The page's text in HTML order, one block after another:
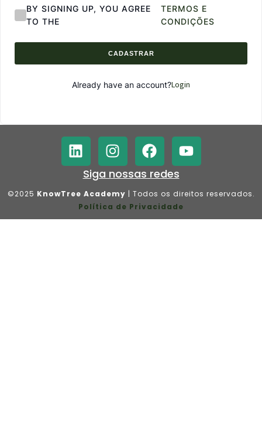
BY SIGNING UP, YOU AGREE
TO THE
TERMOS E
CONDIÇÕES
CADASTRAR
Already have an account?Login
Siga nossas redes
©2025 KnowTree Academy | Todos os direitos reservados.
Política de Privacidade